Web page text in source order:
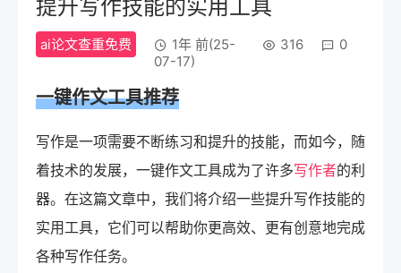
提升写作技能的实用工具
ai论文查重免费
1年 前(25-
07-17)
316 0
一键作文工具推荐
写作是一项需要不断练习和提升的技能，而如今，随
着技术的发展，一键作文工具成为了许多写作者的利
器。在这篇文章中，我们将介绍一些提升写作技能的
实用工具，它们可以帮助你更高效、更有创意地完成
各种写作任务。